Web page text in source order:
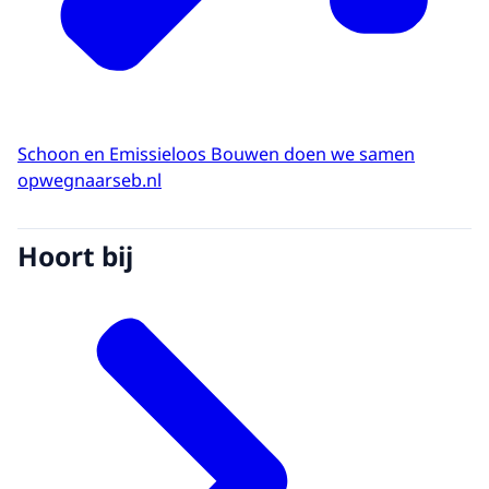
Schoon en Emissieloos Bouwen doen we samen
opwegnaarseb.nl
Hoort bij